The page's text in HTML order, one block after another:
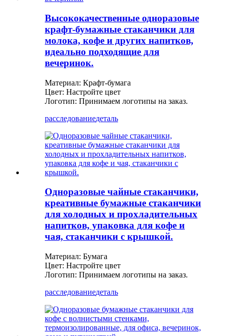
Высококачественные одноразовые
крафт-бумажные стаканчики для
молока, кофе и других напитков,
идеально подходящие для
вечеринок.
Материал: Крафт-бумага
Цвет: Настройте цвет
Логотип: Принимаем логотипы на заказ.
расследованиедеталь
Одноразовые чайные стаканчики,
креативные бумажные стаканчики
для холодных и прохладительных
напитков, упаковка для кофе и
чая, стаканчики с крышкой.
Материал: Бумага
Цвет: Настройте цвет
Логотип: Принимаем логотипы на заказ.
расследованиедеталь